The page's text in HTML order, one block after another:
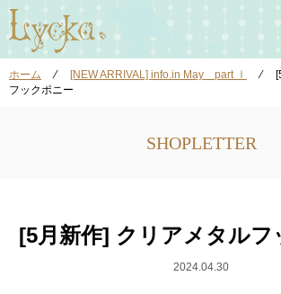
ホーム ⁄ [NEW ARRIVAL] info.in May part Ⅰ ⁄
フックポニー
SHOPLETTER
[5月新作] クリアメタルフ
2024.04.30